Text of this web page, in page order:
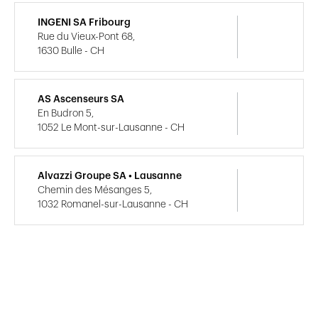
INGENI SA Fribourg
Rue du Vieux-Pont 68,
1630 Bulle - CH
AS Ascenseurs SA
En Budron 5,
1052 Le Mont-sur-Lausanne - CH
Alvazzi Groupe SA • Lausanne
Chemin des Mésanges 5,
1032 Romanel-sur-Lausanne - CH